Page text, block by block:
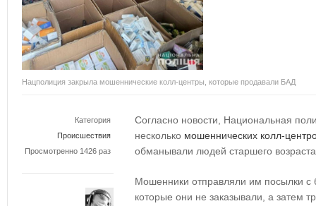
Нацполиция закрыла мошеннические колл-центры, которые продавали БАД
Категория
Происшествия
Просмотренно 1426 раз
Согласно новости, Национальная
несколько мошеннических колл-
обманывали людей старшего
Мошенники отправляли им посылки с
которые они не заказывали, а затем